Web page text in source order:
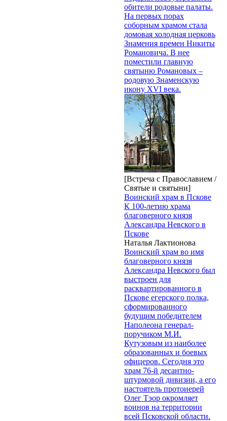
обители родовые палаты.
На первых порах
соборным храмом стала
домовая холодная церковь
Знамения времен Никиты
Романовича. В нее
поместили главную
святыню Романовых –
родовую Знаменскую
икону XVI века.
[Встреча с Православием /
Святые и святыни]
Воинский храм в Пскове
К 100-летию храма
благоверного князя
Александра Невского в
Пскове
Наталья Лактионова
Воинский храм во имя
благоверного князя
Александра Невского был
выстроен для
расквартированного в
Пскове егерского полка,
сформированного
будущим победителем
Наполеона генерал-
поручиком М.И.
Кутузовым из наиболее
образованных и боевых
офицеров. Сегодня это
храм 76-й десантно-
штурмовой дивизии, а его
настоятель протоиерей
Олег Тэор окромляет
воинов на территории
всей Псковской области.